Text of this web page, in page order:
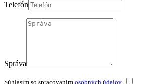
Telefón
Správa
Súhlasím so spracovaním osobných údajov.